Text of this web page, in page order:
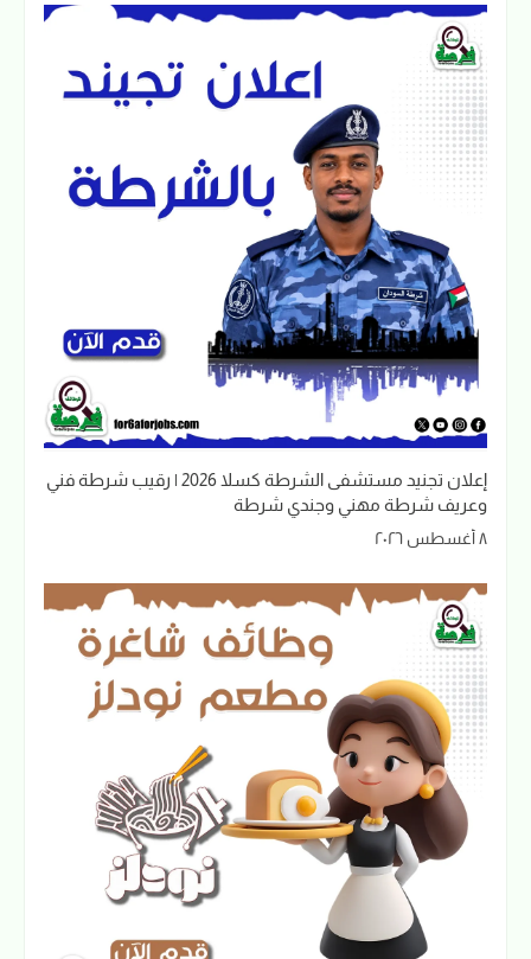
إعلان تجنيد مستشفى الشرطة كسلا 2026 | رقيب شرطة فني
وعريف شرطة مهني وجندي شرطة
٨ أغسطس ٢٠٢٦